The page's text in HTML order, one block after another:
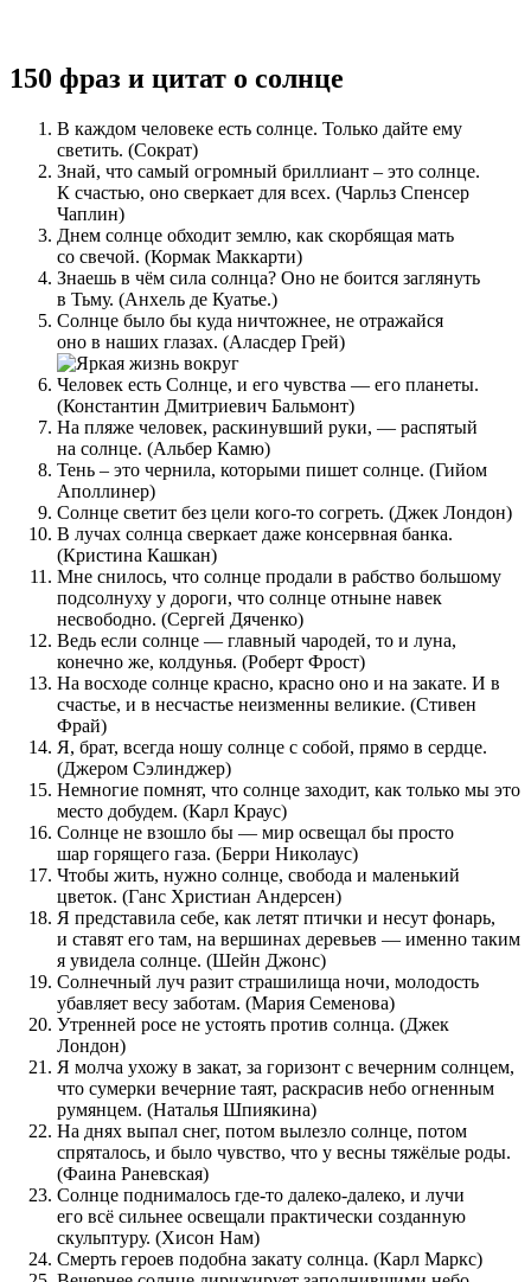
150 фраз и цитат о солнце
В каждом человеке есть солнце. Только дайте ему
светить. (Сократ)
Знай, что самый огромный бриллиант – это солнце.
К счастью, оно сверкает для всех. (Чарльз Спенсер
Чаплин)
Днем солнце обходит землю, как скорбящая мать
со свечой. (Кормак Маккарти)
Знаешь в чём сила солнца? Оно не боится заглянуть
в Тьму. (Анхель де Куатье.)
Солнце было бы куда ничтожнее, не отражайся
оно в наших глазах. (Аласдер Грей)
Человек есть Солнце, и его чувства — его планеты.
(Константин Дмитриевич Бальмонт)
На пляже человек, раскинувший руки, — распятый
на солнце. (Альбер Камю)
Тень – это чернила, которыми пишет солнце. (Гийом
Аполлинер)
Солнце светит без цели кого-то согреть. (Джек Лондон)
В лучах солнца сверкает даже консервная банка.
(Кристина Кашкан)
Мне снилось, что солнце продали в рабство большому
подсолнуху у дороги, что солнце отныне навек
несвободно. (Сергей Дяченко)
Ведь если солнце — главный чародей, то и луна,
конечно же, колдунья. (Роберт Фрост)
На восходе солнце красно, красно оно и на закате. И в
счастье, и в несчастье неизменны великие. (Стивен
Фрай)
Я, брат, всегда ношу солнце с собой, прямо в сердце.
(Джером Сэлинджер)
Немногие помнят, что солнце заходит, как только мы это
место добудем. (Карл Краус)
Солнце не взошло бы — мир освещал бы просто
шар горящего газа. (Берри Николаус)
Чтобы жить, нужно солнце, свобода и маленький
цветок. (Ганс Христиан Андерсен)
Я представила себе, как летят птички и несут фонарь,
и ставят его там, на вершинах деревьев — именно таким
я увидела солнце. (Шейн Джонс)
Солнечный луч разит страшилища ночи, молодость
убавляет весу заботам. (Мария Семенова)
Утренней росе не устоять против солнца. (Джек
Лондон)
Я молча ухожу в закат, за горизонт с вечерним солнцем,
что сумерки вечерние таят, раскрасив небо огненным
румянцем. (Наталья Шпиякина)
На днях выпал снег, потом вылезло солнце, потом
спряталось, и было чувство, что у весны тяжёлые роды.
(Фаина Раневская)
Солнце поднималось где-то далеко-далеко, и лучи
его всё сильнее освещали практически созданную
скульптуру. (Хисон Нам)
Смерть героев подобна закату солнца. (Карл Маркс)